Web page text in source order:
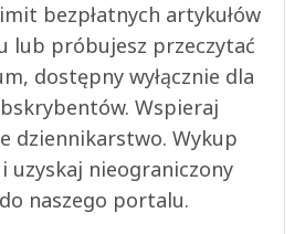
bezpłatnych artykułów
lub próbujesz przeczytać
dostępny wyłącznie dla
Wspieraj
dziennikarstwo. Wykup
uzyskaj nieograniczony
naszego portalu.